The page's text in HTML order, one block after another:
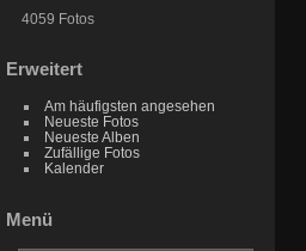
4059 Fotos
Erweitert
Am häufigsten angesehen
Neueste Fotos
Neueste Alben
Zufällige Fotos
Kalender
Menü